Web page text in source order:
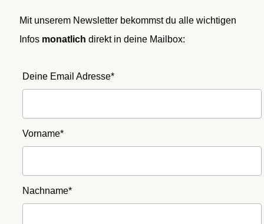
Mit unserem Newsletter bekommst du alle wichtigen
Infos monatlich direkt in deine Mailbox:
Deine Email Adresse*
Vorname*
Nachname*